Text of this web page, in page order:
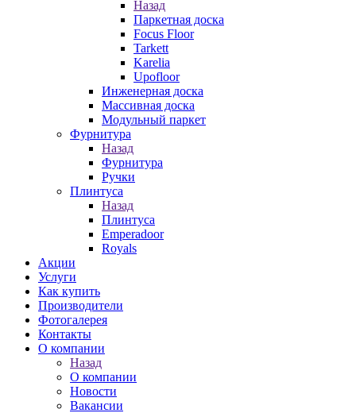
Назад
Паркетная доска
Focus Floor
Tarkett
Karelia
Upofloor
Инженерная доска
Массивная доска
Модульный паркет
Фурнитура
Назад
Фурнитура
Ручки
Плинтуса
Назад
Плинтуса
Emperadoor
Royals
Акции
Услуги
Как купить
Производители
Фотогалерея
Контакты
О компании
Назад
О компании
Новости
Вакансии